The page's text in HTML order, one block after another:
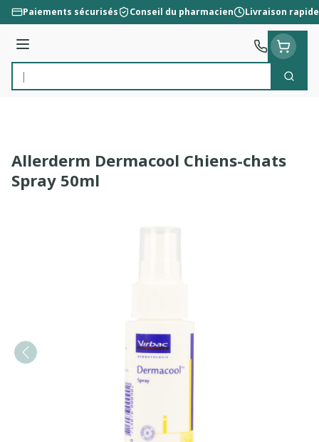
Aller au contenu
Paiements sécurisés Conseil du pharmacien Livraison rapide
Menu
Rechercher
Allerderm Dermacool Chiens-chats
Spray 50ml